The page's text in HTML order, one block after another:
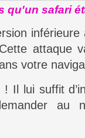
qu'un safari
attaque
votre
Il lui suffit
au